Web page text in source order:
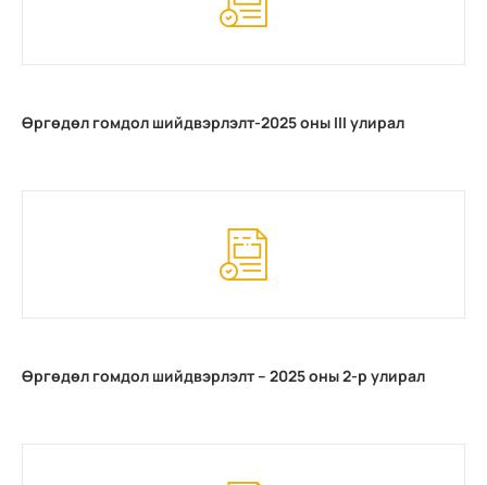
Өргөдөл гомдол шийдвэрлэлт-2025 оны III улирал
Өргөдөл гомдол шийдвэрлэлт – 2025 оны 2-р улирал